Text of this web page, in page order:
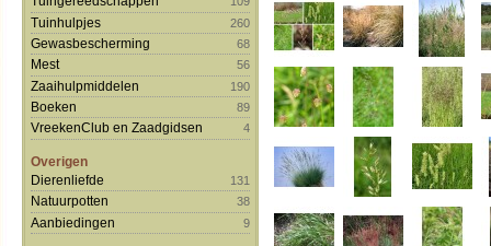
Tuinhulpjes 260
Gewasbescherming 68
Mest 56
Zaaihulpmiddelen 190
Boeken 89
VreekenClub en Zaadgidsen 4
Overigen
Dierenliefde
131
Natuurpotten 38
Aanbiedingen 9